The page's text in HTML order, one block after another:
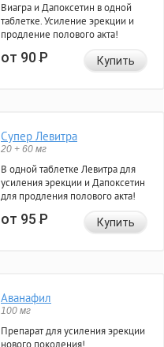
Виагра и Дапоксетин в одной
таблетке. Усиление эрекции и
продление полового акта!
от 90Р Купить
Супер Левитра
20 + 60 мг
В одной таблетке Левитра для
усиления эрекции и Дапоксетин
для продления полового акта!
от 95Р Купить
Аванафил
100 мг
Препарат для усиления эрекции